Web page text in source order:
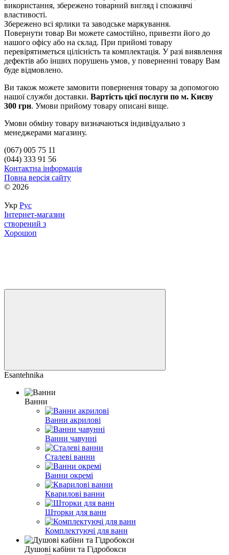
використання, збережено товарний вигляд і споживчі
властивості.
Збережено всі ярлики та заводське маркування.
Повернути товар Ви можете самостійно, привезти його до
нашого офісу або на склад. При прийомі товару
перевірятиметься цілісність та комплектація. У разі виявлення
дефектів або інших порушень умов, у поверненні товару Вам
буде відмовлено.
Ви також можете замовити повернення товару за допомогою
нашої служби доставки. Вартість цієї послуги по м. Києву
300 грн. Умови прийому товару описані вище.
Умови обміну товару визначаються індивідуально з
менеджерами магазину.
(067) 005 75 11
(044) 333 91 56
Контактна інформація
Повна версія сайту
© 2026
Укр Рус
Інтернет-магазин
створений з
Хорошоп
Esantehnika
Ванни
Ванни акрилові
Ванни чавунні
Сталеві ванни
Ванни окремі
Кварилові ванни
Шторки для ванн
Комплектуючі для ванн
Душові кабіни та Гідробокси